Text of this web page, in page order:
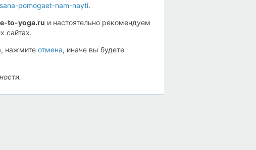
pomogaet-nam-nayti.
to-yoga.ru и настоятельно рекомендуем
сайтах.
нажмите отмена, иначе вы будете